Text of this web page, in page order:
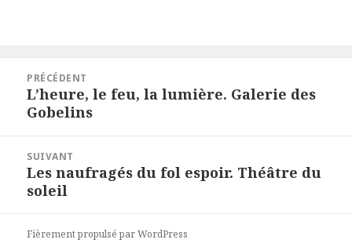
l’article
PRÉCÉDENT
Article
précédent :
L’heure, le feu, la lumière. Galerie des
Gobelins
SUIVANT
Article
suivant :
Les naufragés du fol espoir. Théâtre du
soleil
Fièrement propulsé par WordPress